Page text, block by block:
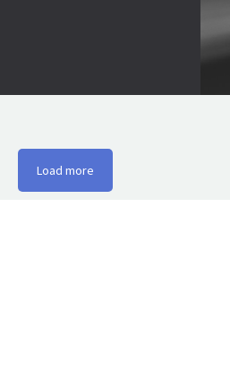
Load more